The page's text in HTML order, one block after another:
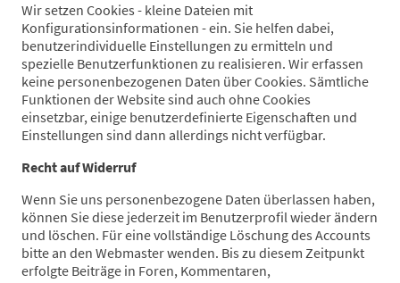
Wir setzen Cookies - kleine Dateien mit
Konfigurationsinformationen - ein. Sie helfen dabei,
benutzerindividuelle Einstellungen zu ermitteln und
spezielle Benutzerfunktionen zu realisieren. Wir erfassen
keine personenbezogenen Daten über Cookies. Sämtliche
Funktionen der Website sind auch ohne Cookies
einsetzbar, einige benutzerdefinierte Eigenschaften und
Einstellungen sind dann allerdings nicht verfügbar.
Recht auf Widerruf
Wenn Sie uns personenbezogene Daten überlassen haben,
können Sie diese jederzeit im Benutzerprofil wieder ändern
und löschen. Für eine vollständige Löschung des Accounts
bitte an den Webmaster wenden. Bis zu diesem Zeitpunkt
erfolgte Beiträge in Foren, Kommentaren,